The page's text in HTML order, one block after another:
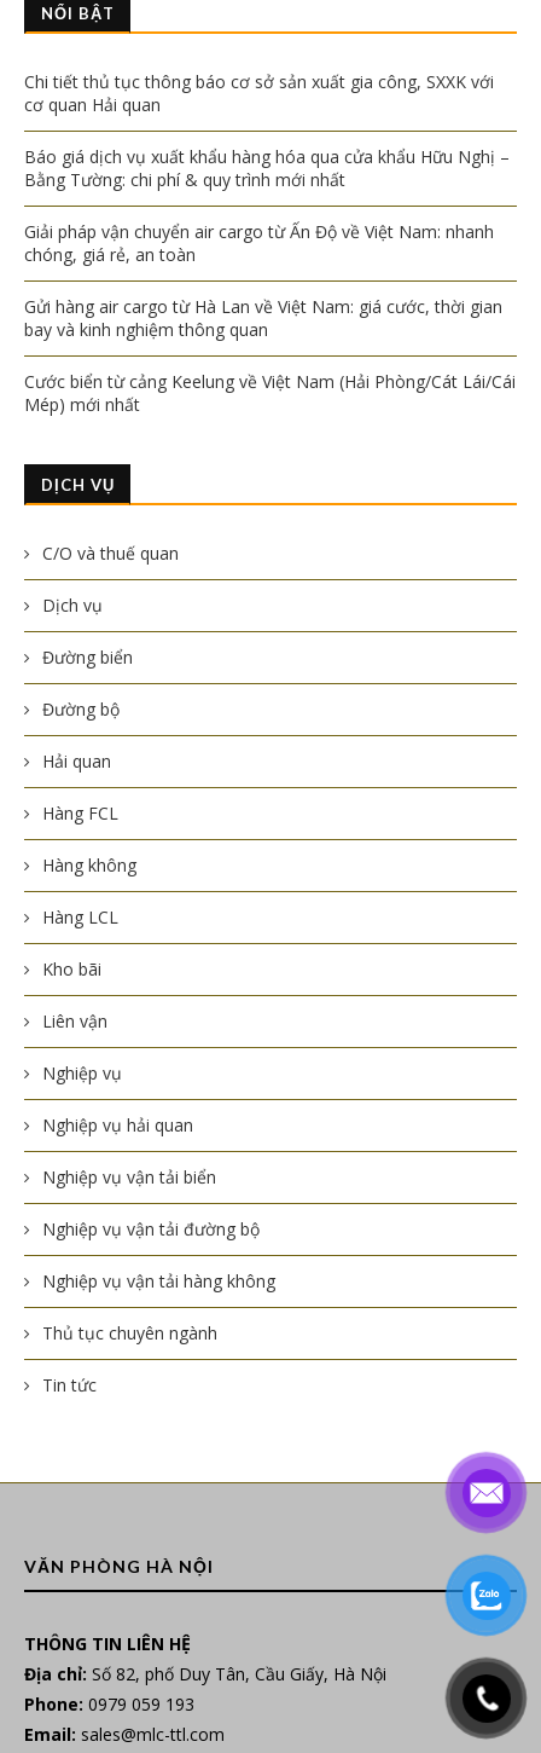
NỔI BẬT
Chi tiết thủ tục thông báo cơ sở sản xuất gia công, SXXK với
cơ quan Hải quan
Báo giá dịch vụ xuất khẩu hàng hóa qua cửa khẩu Hữu Nghị –
Bằng Tường: chi phí & quy trình mới nhất
Giải pháp vận chuyển air cargo từ Ấn Độ về Việt Nam: nhanh
chóng, giá rẻ, an toàn
Gửi hàng air cargo từ Hà Lan về Việt Nam: giá cước, thời gian
bay và kinh nghiệm thông quan
Cước biển từ cảng Keelung về Việt Nam (Hải Phòng/Cát Lái/Cái
Mép) mới nhất
DỊCH VỤ
C/O và thuế quan
Dịch vụ
Đường biển
Đường bộ
Hải quan
Hàng FCL
Hàng không
Hàng LCL
Kho bãi
Liên vận
Nghiệp vụ
Nghiệp vụ hải quan
Nghiệp vụ vận tải biển
Nghiệp vụ vận tải đường bộ
Nghiệp vụ vận tải hàng không
Thủ tục chuyên ngành
Tin tức
VĂN PHÒNG HÀ NỘI
THÔNG TIN LIÊN HỆ
Địa chỉ: Số 82, phố Duy Tân, Cầu Giấy, Hà Nội
Phone: 0979 059 193
Email: sales@mlc-ttl.com